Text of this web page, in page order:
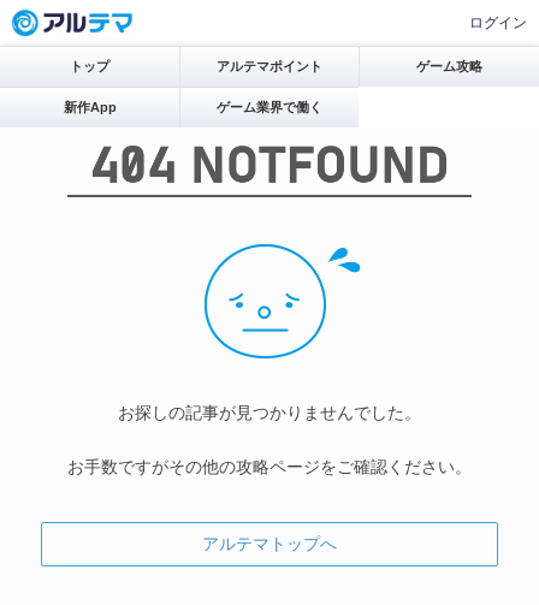
ログイン
トップ アルテマポイント ゲーム攻略
新作App ゲーム業界で働く
お探しの記事が見つかりませんでした。
お手数ですがその他の攻略ページをご確認ください。
アルテマトップへ